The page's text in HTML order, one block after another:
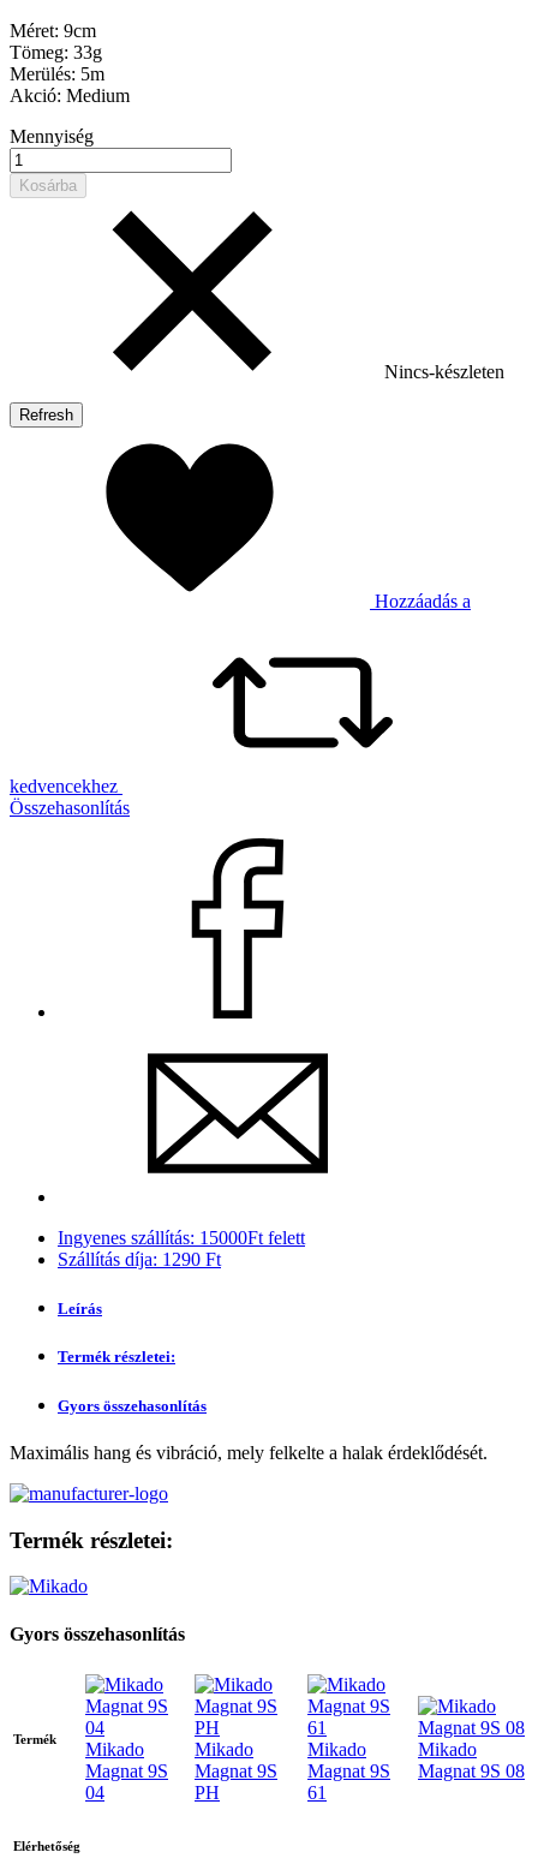
Méret: 9cm
Tömeg: 33g
Merülés: 5m
Akció: Medium
Mennyiség
Kosárba
Nincs-készleten
Hozzáadás a
kedvencekhez
Összehasonlítás
Ingyenes szállítás: 15000Ft felett
Szállítás díja: 1290 Ft
Leírás
Termék részletei:
Gyors összehasonlítás
Maximális hang és vibráció, mely felkelte a halak érdeklődését.
Termék részletei:
Gyors összehasonlítás
Termék
Mikado
Magnat 9S
04
Mikado
Magnat 9S
PH
Mikado
Magnat 9S
61
Mikado
Magnat 9S 08
Elérhetőség